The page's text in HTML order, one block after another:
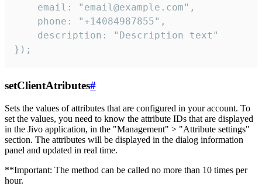
    email: "email@example.com",
    phone: "+14084987855",
    description: "Description text"
});
setClientAtributes#
Sets the values ​​of attributes that are configured in your account. To
set the values, you need to know the attribute IDs that are displayed
in the Jivo application, in the "Management" > "Attribute settings"
section. The attributes will be displayed in the dialog information
panel and updated in real time.
**Important: The method can be called no more than 10 times per
hour.